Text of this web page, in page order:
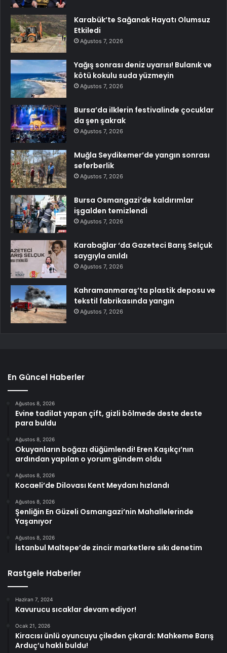
Karabük’te Sağanak Hayatı Olumsuz
Etkiledi
Ağustos 7, 2026
Yağış sonrası deniz uyarısı! Bulanık ve
kötü kokulu suda yüzmeyin
Ağustos 7, 2026
Bursa’da ilklerin festivalinde çocuklar
da şen şakrak
Ağustos 7, 2026
Muğla Seydikemer’de yangın sonrası
seferberlik
Ağustos 7, 2026
Bursa Osmangazi’de kaldırımlar
işgalden temizlendi
Ağustos 7, 2026
Karabağlar ‘da Gazeteci Barış Selçuk
saygıyla anıldı
Ağustos 7, 2026
Kahramanmaraş’ta plastik deposu ve
tekstil fabrikasında yangın
Ağustos 7, 2026
En Güncel Haberler
Ağustos 8, 2026
Evine tadilat yapan çift, gizli bölmede deste deste
para buldu
Ağustos 8, 2026
Okuyanların boğazı düğümlendi! Eren Kaşıkçı’nın
ardından yapılan o yorum gündem oldu
Ağustos 8, 2026
Kocaeli’de Dilovası Kent Meydanı hızlandı
Ağustos 8, 2026
Şenliğin En Güzeli Osmangazi’nin Mahallelerinde
Yaşanıyor
Ağustos 8, 2026
İstanbul Maltepe’de zincir marketlere sıkı denetim
Rastgele Haberler
Haziran 7, 2024
Kavurucu sıcaklar devam ediyor!
Ocak 21, 2026
Kiracısı ünlü oyuncuyu çileden çıkardı: Mahkeme Barış
Arduç’u haklı buldu!